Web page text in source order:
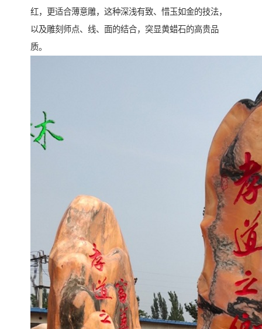
红，更适合薄意雕，这种深浅有致、惜玉如金的技法，
以及雕刻师点、线、面的结合，突显黄蜡石的高贵品
质。